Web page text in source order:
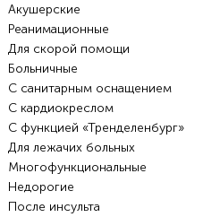
Акушерские
Реанимационные
Для скорой помощи
Больничные
С санитарным оснащением
С кардиокреслом
С функцией «Тренделенбург»
Для лежачих больных
Многофункциональные
Недорогие
После инсульта